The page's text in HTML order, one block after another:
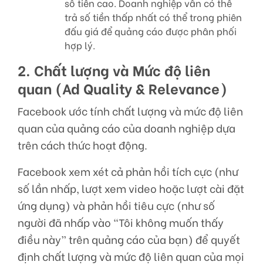
số tiền cao. Doanh nghiệp vẫn có thể
trả số tiền thấp nhất có thể trong phiên
đấu giá để quảng cáo được phân phối
hợp lý.
2. Chất lượng và Mức độ liên
quan (Ad Quality & Relevance)
Facebook ước tính chất lượng và mức độ liên
quan của quảng cáo của doanh nghiệp dựa
trên cách thức hoạt động.
Facebook xem xét cả phản hồi tích cực (như
số lần nhấp, lượt xem video hoặc lượt cài đặt
ứng dụng) và phản hồi tiêu cực (như số
người đã nhấp vào “Tôi không muốn thấy
điều này” trên quảng cáo của bạn) để quyết
định chất lượng và mức độ liên quan của mọi